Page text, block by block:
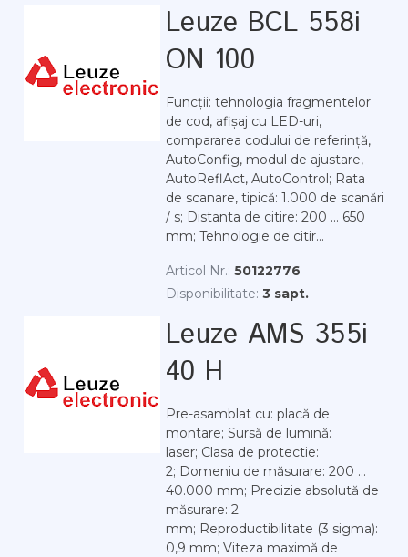
Leuze BCL 558i
ON 100
Funcții: tehnologia fragmentelor
de cod, afișaj cu LED-uri,
compararea codului de referință,
AutoConfig, modul de ajustare,
AutoReflAct, AutoControl; Rata
de scanare, tipică: 1.000 de scanări
/ s; Distanta de citire: 200 ... 650
mm; Tehnologie de citir...
Articol Nr.: 50122776
Disponibilitate: 3 sapt.
Leuze AMS 355i
40 H
Pre-asamblat cu: placă de
montare; Sursă de lumină:
laser; Clasa de protectie:
2; Domeniu de măsurare: 200 ...
40.000 mm; Precizie absolută de
măsurare: 2
mm; Reproductibilitate (3 sigma):
0,9 mm; Viteza maximă de